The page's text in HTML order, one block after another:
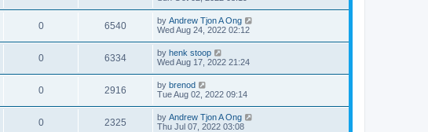
0 6540 by Andrew Tjon A Ong
Wed Aug 24, 2022 02:12
0 6334 by henk stoop
Wed Aug 17, 2022 21:24
0 2916 by brenod
Tue Aug 02, 2022 09:14
0 2325 by Andrew Tjon A Ong
Thu Jul 07, 2022 03:08